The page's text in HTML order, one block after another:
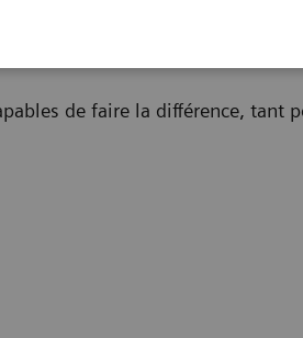
de faire la différence, tant